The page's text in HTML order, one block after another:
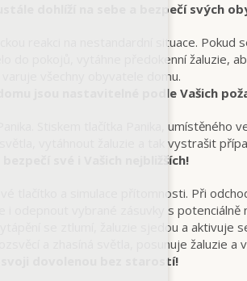
dohlíží na sebe a bezpečí svých
reakci na nestandardní situace.
do pokojů, vytáhne předokenní žaluzie,
varuje všechny obyvatele domu.
domu jsou nastavitelné podle Vašich
Panika. Stiskem tlačítka Panika,
vytáhnout žaluzie a tak vystrašit
bezpečí své i Vašich nejbližších!
tlačítko a simulace přítomnosti. Při
i odepnout vybrané zásuvky s
se ztlumí, žaluzie sjedou a
a zhasíná světla, posunuje žaluzie
svoji dovolenou bez starostí!